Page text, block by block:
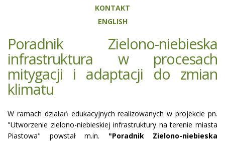
KONTAKT
ENGLISH
Poradnik Zielono-niebieska
infrastruktura w procesach
mitygacji i adaptacji do zmian
klimatu
W ramach działań edukacyjnych realizowanych w projekcie pn.
"Utworzenie zielono-niebieskiej infrastruktury na terenie miasta
Piastowa" powstał m.in. "Poradnik Zielono-niebieska